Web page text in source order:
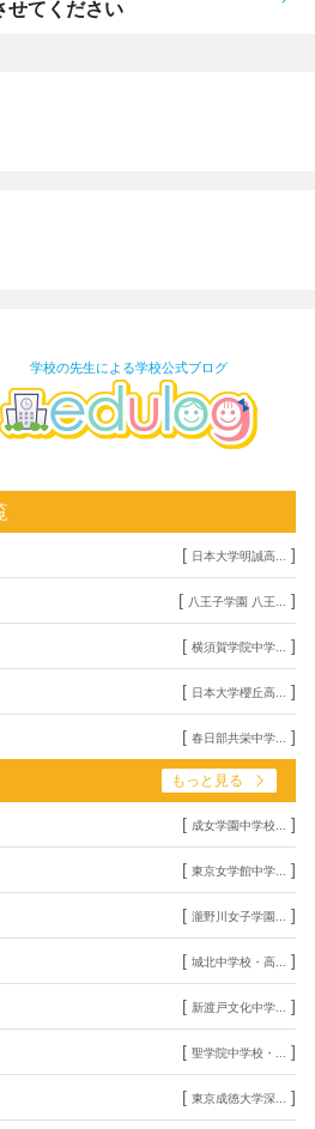
せてください
学校の先生による学校公式ブログ
[ 日本大学明誠高... ]
[ 八王子学園 八王... ]
[ 横須賀学院中学... ]
[ 日本大学櫻丘高... ]
[ 春日部共栄中学... ]
もっと見る
[ 成女学園中学校... ]
[ 東京女学館中学... ]
[ 瀧野川女子学園... ]
[ 城北中学校・高... ]
[ 新渡戸文化中学... ]
[ 聖学院中学校・... ]
[ 東京成徳大学深... ]